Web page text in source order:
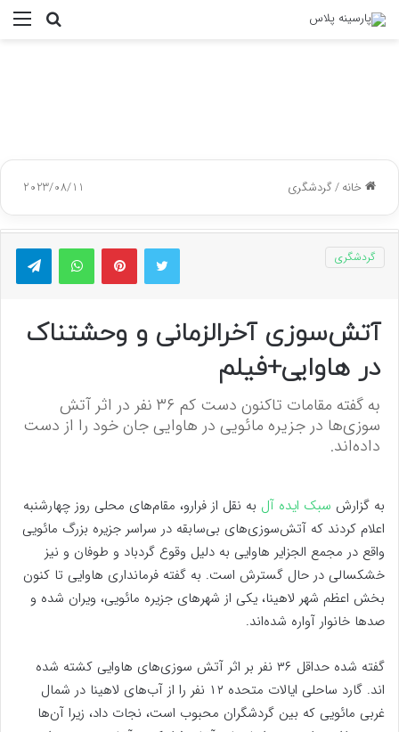
جستجو
خانه/گردشگری 2023/08/11
توییتر پینتریستواتس آپ
گردشگری
آتش‌سوزی‌ آخرالزمانی و وحشتناک
در هاوایی+فیلم
به گفته مقامات تاکنون دست کم ۳۶ نفر در اثر آتش
سوزی‌ها در جزیره مائویی در هاوایی جان خود را از دست
داده‌اند.
به گزارش سبک ایده آل به نقل از فرارو، مقام‌های محلی روز چهارشنبه
اعلام کردند که آتش‌سوزی‌های بی‌سابقه در سراسر جزیره بزرگ مائویی
واقع در مجمع الجزایر هاوایی به دلیل وقوع گردباد و طوفان و نیز
خشکسالی در حال گسترش است. به گفته فرمانداری هاوایی تا کنون
بخش اعظم شهر لاهینا، یکی از شهر‌های جزیره مائویی، ویران شده و
صد‌ها خانوار آواره شده‌اند.
گفته شده حداقل ۳۶ نفر بر اثر آتش سوزی‌های هاوایی کشته شده
اند. گارد ساحلی ایالات متحده ۱۲ نفر را از آب‌های لاهینا در شمال
غربی مائویی که بین گردشگران محبوب است، نجات داد، زیرا آن‌ها